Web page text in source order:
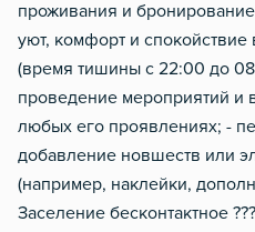
проживания и
уют, комфорт и
(время тишины с 22:00 до
проведение мероприятий и
любых его проявлениях; -
добавление новшеств или
(например, наклейки,
Заселение бесконтактное